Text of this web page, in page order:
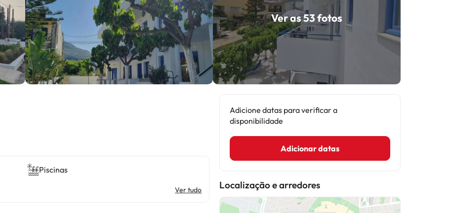
Ver as 53 fotos
Piscinas
Ver tudo
Adicione datas para verificar a
disponibilidade
Adicionar datas
Localização e arredores